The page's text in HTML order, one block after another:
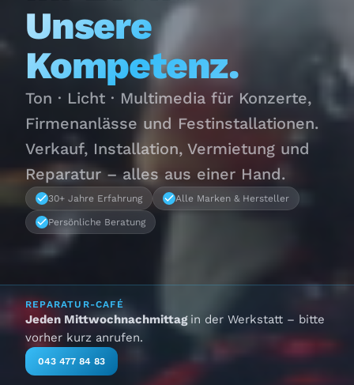
Unsere
Kompetenz.
Ton · Licht · Multimedia für Konzerte,
Firmenanlässe und Festinstallationen.
Verkauf, Installation, Vermietung und
Reparatur – alles aus einer Hand.
30+ Jahre Erfahrung Alle Marken & Hersteller
Persönliche Beratung
REPARATUR-CAFÉ
Jeden Mittwochnachmittag in der Werkstatt – bitte
vorher kurz anrufen.
043 477 84 83